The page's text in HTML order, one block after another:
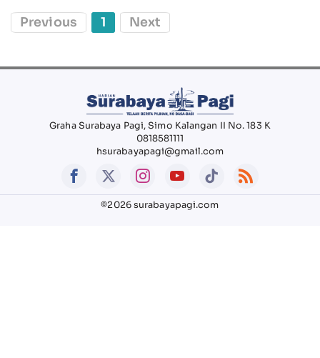
Previous 1 Next
Graha Surabaya Pagi, Simo Kalangan II No. 183 K
0818581111
hsurabayapagi@gmail.com
©2026 surabayapagi.com